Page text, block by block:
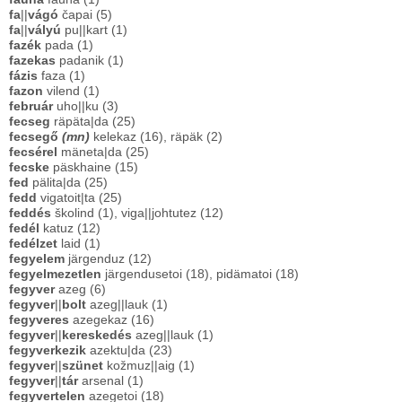
fa vágó čapai (5)
fa vályú pu||kart (1)
fazék pada (1)
fazekas padanik (1)
fázis faza (1)
fazon vilend (1)
február uho||ku (3)
fecseg räpäta|da (25)
fecsegő (mn) kelekaz (16), räpäk (2)
fecsérel mäneta|da (25)
fecske päskhaine (15)
fed pälita|da (25)
fedd vigatoit|ta (25)
feddés školind (1), viga||johtutez (12)
fedél
katuz (12)
fedélzet laid (1)
fegyelem järgenduz (12)
fegyelmezetlen järgendusetoi (18), pidämatoi (18)
fegyver azeg (6)
fegyver|| bolt azeg||lauk (1)
fegyveres azegekaz (16)
fegyver|| kereskedés azeg||lauk (1)
fegyverkezik azektu|da (23)
fegyver|| szünet kožmuz||aig (1)
fegyver|| tár arsenal (1)
fegyvertelen azegetoi (18)